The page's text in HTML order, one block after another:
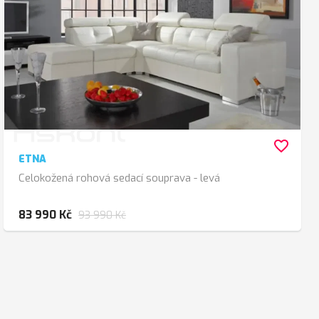
ETNA
Celokožená rohová sedací souprava - levá
83 990 Kč 93 990 Kč
favorite_border